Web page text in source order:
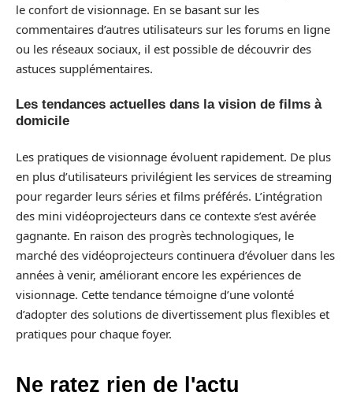
le confort de visionnage. En se basant sur les
commentaires d’autres utilisateurs sur les forums en ligne
ou les réseaux sociaux, il est possible de découvrir des
astuces supplémentaires.
Les tendances actuelles dans la vision de films à
domicile
Les pratiques de visionnage évoluent rapidement. De plus
en plus d’utilisateurs privilégient les services de streaming
pour regarder leurs séries et films préférés. L’intégration
des mini vidéoprojecteurs dans ce contexte s’est avérée
gagnante. En raison des progrès technologiques, le
marché des vidéoprojecteurs continuera d’évoluer dans les
années à venir, améliorant encore les expériences de
visionnage. Cette tendance témoigne d’une volonté
d’adopter des solutions de divertissement plus flexibles et
pratiques pour chaque foyer.
Ne ratez rien de l'actu